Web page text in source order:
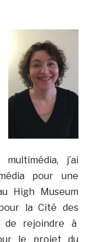
j’ai
pour une
High Museum
la Cité des
de rejoindre à
le projet du